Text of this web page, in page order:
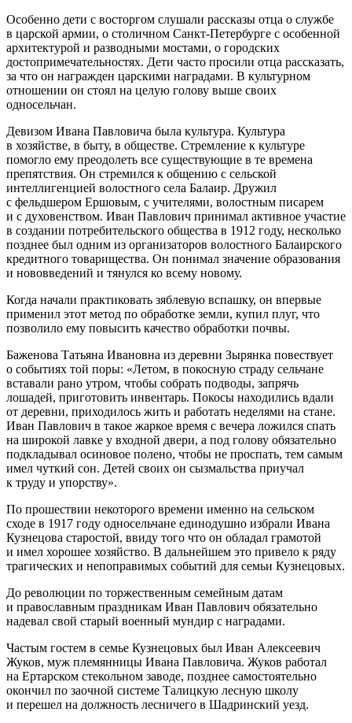
Особенно дети с восторгом слушали рассказы отца о службе
в царской армии, о столичном Санкт-Петербурге с особенной
архитектурой и разводными мостами, о городских
достопримечательностях. Дети часто просили отца рассказать,
за что он награжден царскими наградами. В культурном
отношении он стоял на целую голову выше своих
односельчан.
Девизом Ивана Павловича была культура. Культура
в хозяйстве, в быту, в обществе. Стремление к культуре
помогло ему преодолеть все существующие в те времена
препятствия. Он стремился к общению с сельской
интеллигенцией волостного села Балаир. Дружил
с фельдшером Ершовым, с учителями, волостным писарем
и с духовенством. Иван Павлович принимал активное участие
в создании потребительского общества в 1912 году, несколько
позднее был одним из организаторов волостного Балаирского
кредитного товарищества. Он понимал значение образования
и нововведений и тянулся ко всему новому.
Когда начали практиковать зяблевую вспашку, он впервые
применил этот метод по обработке земли, купил плуг, что
позволило ему повысить качество обработки почвы.
Баженова Татьяна Ивановна из деревни Зырянка повествует
о событиях той поры: «Летом, в покосную страду сельчане
вставали рано утром, чтобы собрать подводы, запрячь
лошадей, приготовить инвентарь. Покосы находились вдали
от деревни, приходилось жить и работать неделями на стане.
Иван Павлович в такое жаркое время с вечера ложился спать
на широкой лавке у входной двери, а под голову обязательно
подкладывал осиновое полено, чтобы не проспать, тем самым
имел чуткий сон. Детей своих он сызмальства приучал
к труду и упорству».
По прошествии некоторого времени именно на сельском
сходе в 1917 году односельчане единодушно избрали Ивана
Кузнецова старостой, ввиду того что он обладал грамотой
и имел хорошее хозяйство. В дальнейшем это привело к ряду
трагических и непоправимых событий для семьи Кузнецовых.
До революции по торжественным семейным датам
и православным праздникам Иван Павлович обязательно
надевал свой старый военный мундир с наградами.
Частым гостем в семье Кузнецовых был Иван Алексеевич
Жуков, муж племянницы Ивана Павловича. Жуков работал
на Ертарском стекольном заводе, позднее самостоятельно
окончил по заочной системе Талицкую лесную школу
и перешел на должность лесничего в Шадринский уезд.